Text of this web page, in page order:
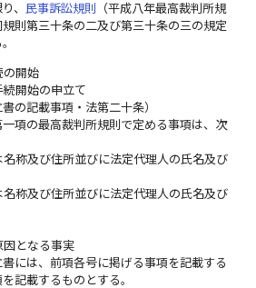
、民事訴訟規則 （平成八年最高裁判所規
則第三十条の二及び第三十条の三の規定
開始
開始の申立て
の記載事項・法第二十条）
項の最高裁判所規則で定める事項は、次
称及び住所並びに法定代理人の氏名及び
称及び住所並びに法定代理人の氏名及び
となる事実
には、前項各号に掲げる事項を記載する
記載するものとする。